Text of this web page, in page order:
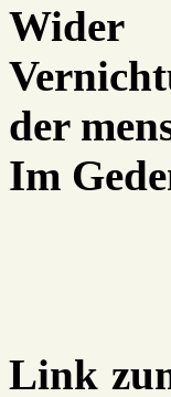
Wider
der
Im
Link